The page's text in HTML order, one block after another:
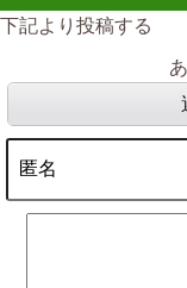
下記より投稿する